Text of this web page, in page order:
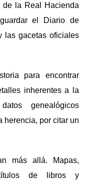
de la Real Hacienda
el Diario de
las gacetas oficiales
para encontrar
inherentes a la
genealógicos
herencia, por citar un
más allá. Mapas,
títulos de libros y